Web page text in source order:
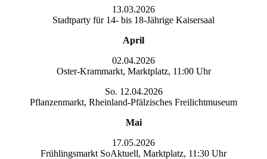
13.03.2026
Stadtparty für 14- bis 18-Jährige Kaisersaal
April
02.04.2026
Oster-Krammarkt, Marktplatz, 11:00 Uhr
So. 12.04.2026
Pflanzenmarkt, Rheinland-Pfälzisches Freilichtmuseum
Mai
17.05.2026
Frühlingsmarkt SoAktuell, Marktplatz, 11:30 Uhr